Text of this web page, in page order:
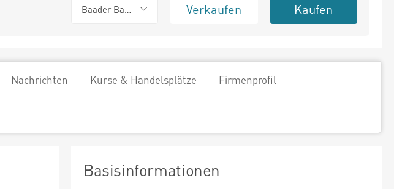
Baader Bank (Baadex) Verkaufen Kaufen
Nachrichten Kurse & Handelsplätze Firmenprofil
Basisinformationen